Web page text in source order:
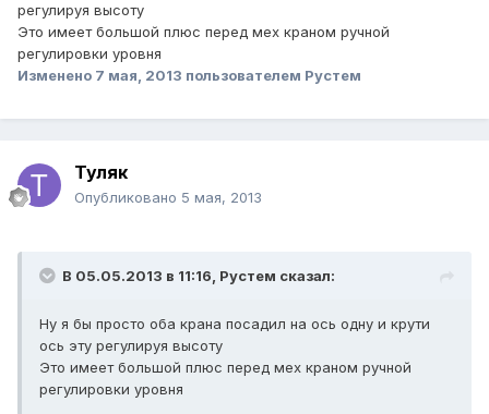
регулируя высоту
Это имеет большой плюс перед мех краном ручной
регулировки уровня
Изменено 7 мая, 2013 пользователем Рустем
Туляк
Опубликовано 5 мая, 2013
В 05.05.2013 в 11:16, Рустем сказал:
Ну я бы просто оба крана посадил на ось одну и крути
ось эту регулируя высоту
Это имеет большой плюс перед мех краном ручной
регулировки уровня